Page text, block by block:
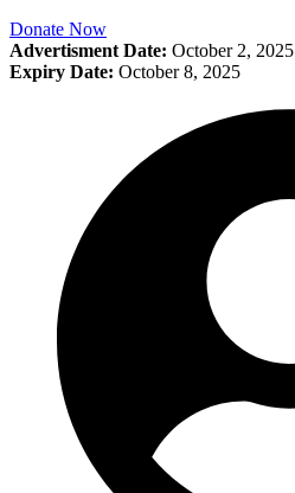
Donate Now
Advertisment Date: October 2, 2025
Expiry Date: October 8, 2025